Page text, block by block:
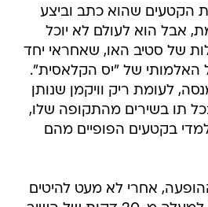
הקטעים שהוא כתב וביצע
אבל הוא לעולם לא יוכל
של סטיב האו, שאחראי יחד
האלמותי של "יס הקלאסית".
לעומת ריק וויקמן שנותן
תו בשירים מהתקופה שלו,
בקטעים הפופיים מהם
אחרי לא מעט להיטים 